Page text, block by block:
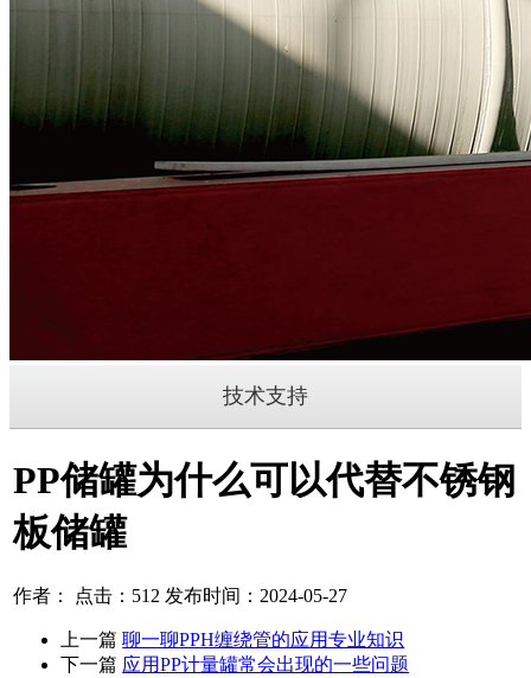
技术支持
PP储罐为什么可以代替不锈钢
板储罐
作者： 点击：512 发布时间：2024-05-27
上一篇 聊一聊PPH缠绕管的应用专业知识
下一篇 应用PP计量罐常会出现的一些问题